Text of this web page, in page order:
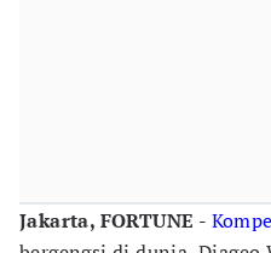
Jakarta, FORTUNE -